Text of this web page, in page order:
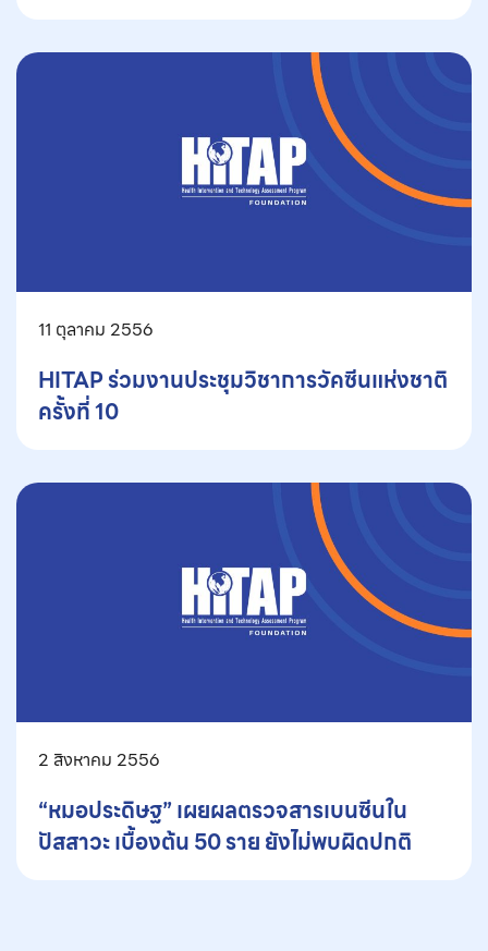
11 ตุลาคม 2556
HITAP ร่วมงานประชุมวิชาการวัคซีนแห่งชาติ
ครั้งที่ 10
2 สิงหาคม 2556
“หมอประดิษฐ” เผยผลตรวจสารเบนซีนใน
ปัสสาวะ เบื้องต้น 50 ราย ยังไม่พบผิดปกติ